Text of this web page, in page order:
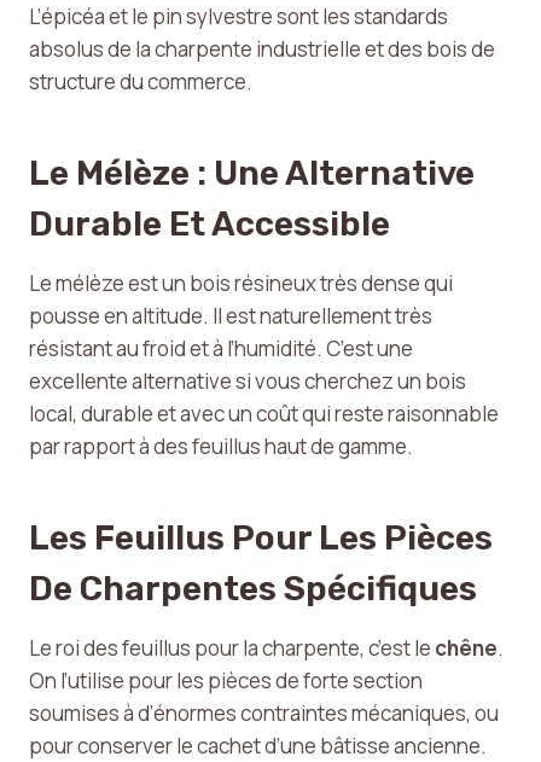
L’épicéa et le pin sylvestre sont les standards
absolus de la charpente industrielle et des bois de
structure du commerce.
Le Mélèze : Une Alternative
Durable Et Accessible
Le mélèze est un bois résineux très dense qui
pousse en altitude. Il est naturellement très
résistant au froid et à l’humidité. C’est une
excellente alternative si vous cherchez un bois
local, durable et avec un coût qui reste raisonnable
par rapport à des feuillus haut de gamme.
Les Feuillus Pour Les Pièces
De Charpentes Spécifiques
Le roi des feuillus pour la charpente, c’est le chêne.
On l’utilise pour les pièces de forte section
soumises à d’énormes contraintes mécaniques, ou
pour conserver le cachet d’une bâtisse ancienne.